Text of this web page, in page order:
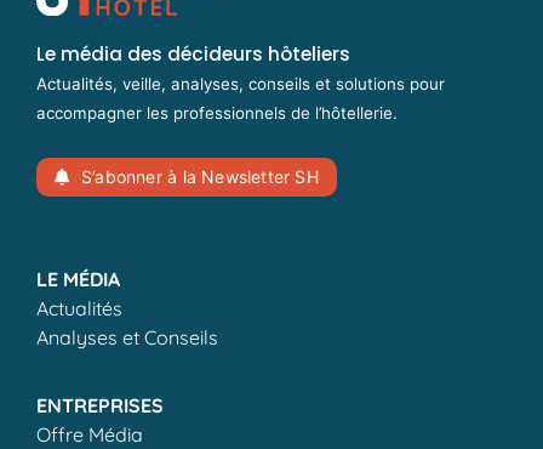
Le média des décideurs hôteliers
Actualités, veille, analyses, conseils et solutions pour
accompagner les professionnels de l’hôtellerie.
S’abonner à la Newsletter SH
LE MÉDIA
Actualités
Analyses et Conseils
ENTREPRISES
Offre Média